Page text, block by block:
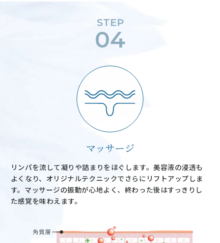
STEP
04
マッサージ
リンパを流して凝りや詰まりをほぐします。美容液の浸透も
よくなり、オリジナルテクニックでさらにリフトアップしま
す。マッサージの振動が心地よく、終わった後はすっきりし
た感覚を味わえます。